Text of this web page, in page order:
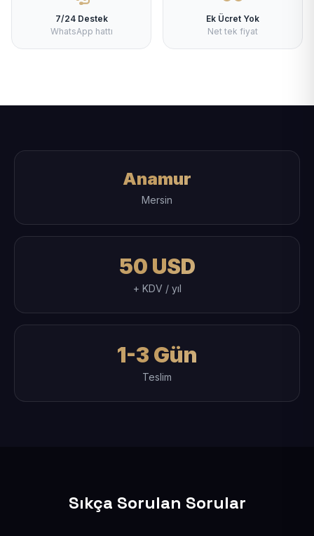
7/24 Destek
WhatsApp hattı
Ek Ücret Yok
Net tek fiyat
Anamur
Mersin
50 USD
+ KDV / yıl
1-3 Gün
Teslim
Sıkça Sorulan Sorular